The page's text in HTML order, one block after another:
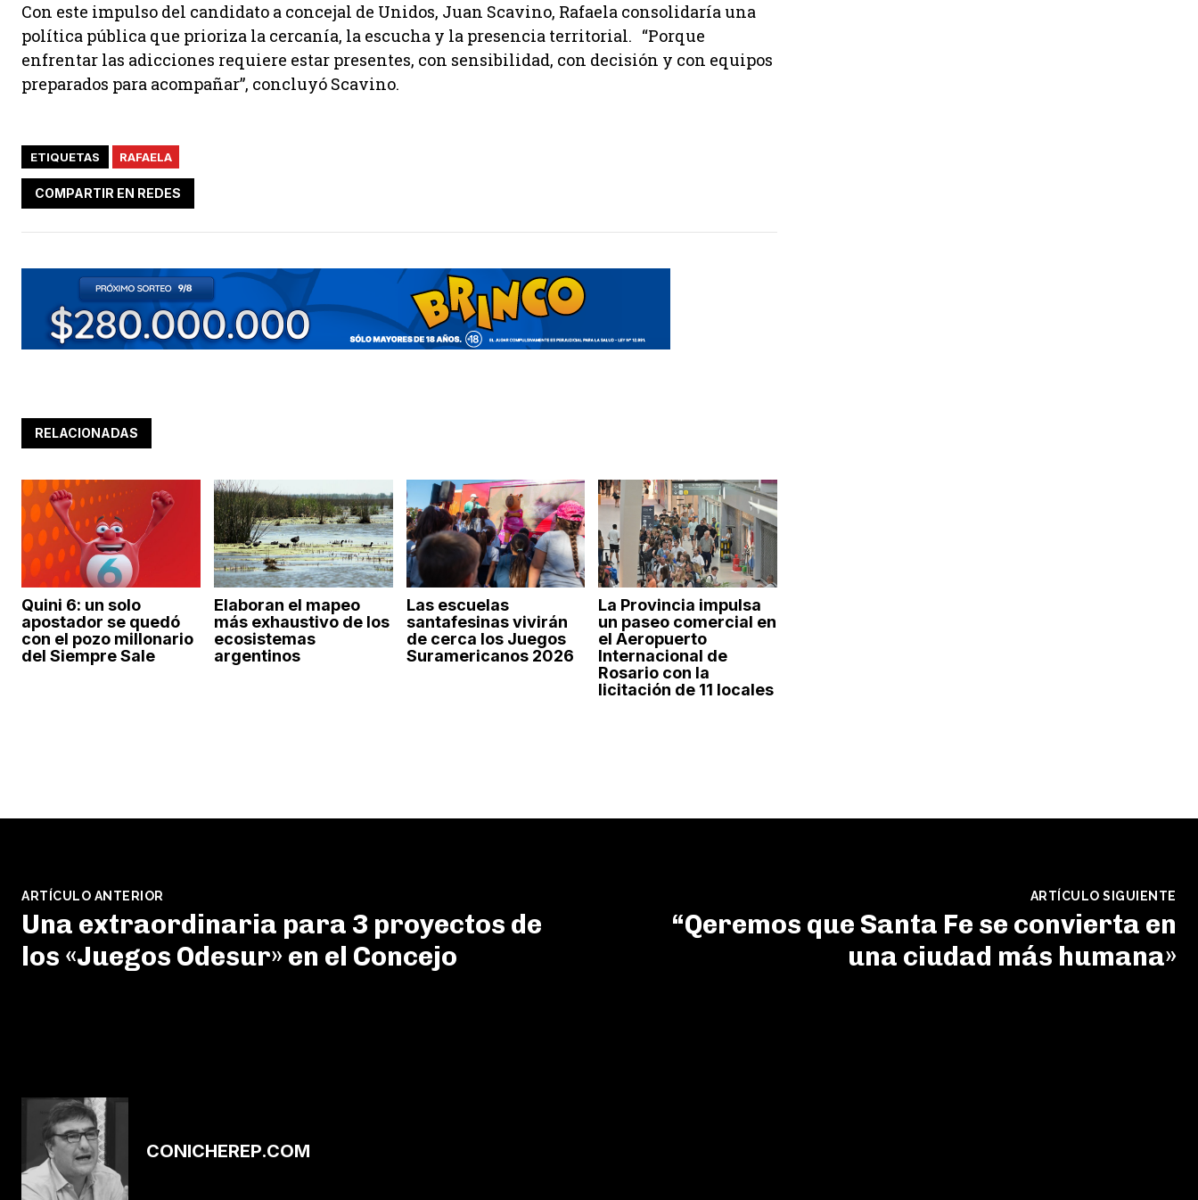
Con este impulso del candidato a concejal de Unidos, Juan Scavino, Rafaela consolidaría una
política pública que prioriza la cercanía, la escucha y la presencia territorial. “Porque
enfrentar las adicciones requiere estar presentes, con sensibilidad, con decisión y con equipos
preparados para acompañar”, concluyó Scavino.
ETIQUETAS RAFAELA
COMPARTIR EN REDES
RELACIONADAS
Quini 6: un solo
apostador se quedó
con el pozo millonario
del Siempre Sale
Elaboran el mapeo
más exhaustivo de los
ecosistemas
argentinos
Las escuelas
santafesinas vivirán
de cerca los Juegos
Suramericanos 2026
La Provincia impulsa
un paseo comercial en
el Aeropuerto
Internacional de
Rosario con la
licitación de 11 locales
ARTÍCULO ANTERIOR
Una extraordinaria para 3 proyectos de
los «Juegos Odesur» en el Concejo
ARTÍCULO SIGUIENTE
“Qeremos que Santa Fe se convierta en
una ciudad más humana»
CONICHEREP.COM